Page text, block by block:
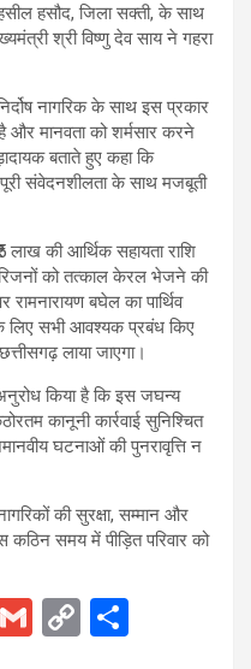
हसौद, जिला सक्ती, के साथ
श्री विष्णु देव साय ने गहरा
नागरिक के साथ इस प्रकार
और मानवता को शर्मसार करने
बताते हुए कहा कि
संवेदनशीलता के साथ मजबूती
लाख की आर्थिक सहायता राशि
को तत्काल केरल भेजने की
बघेल का पार्थिव
लिए सभी आवश्यक प्रबंध किए
लाया जाएगा।
किया है कि इस जघन्य
कानूनी कार्रवाई सुनिश्चित
घटनाओं की पुनरावृत्ति न
की सुरक्षा, सम्मान और
कठिन समय में पीड़ित परिवार को
G
C